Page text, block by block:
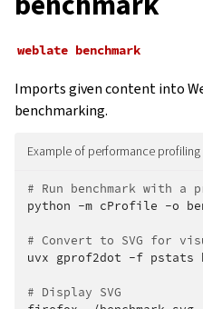
weblate benchmark
Imports given content into
benchmarking.
Example of performance profiling
# Run benchmark with a
python -m cProfile -o
# Convert to SVG for
uvx gprof2dot -f pstats
# Display SVG